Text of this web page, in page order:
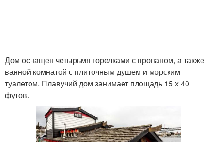
Дом оснащен четырьмя горелками с пропаном, а также
ванной комнатой с плиточным душем и морским
туалетом. Плавучий дом занимает площадь 15 x 40
футов.